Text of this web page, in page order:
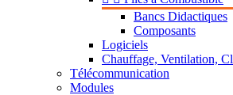
Bancs Didactiques
Composants
Logiciels
Chauffage, Ventilation,
Télécommunication
Modules